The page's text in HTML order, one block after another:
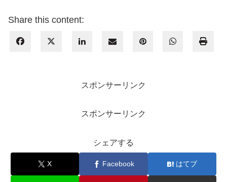
Share this content:
スポンサーリンク
スポンサーリンク
シェアする
X Facebook はてブ